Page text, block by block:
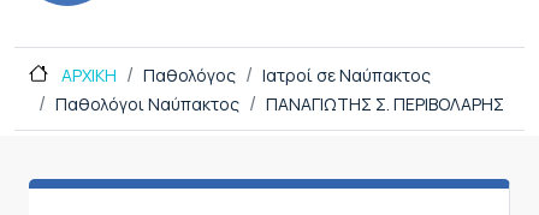
ΑΡΧΙΚΗ Παθολόγος
Ιατροί σε Ναύπακτος
Παθολόγοι Ναύπακτος
ΠΑΝΑΓΙΩΤΗΣ Σ. ΠΕΡΙΒΟΛΑΡΗΣ